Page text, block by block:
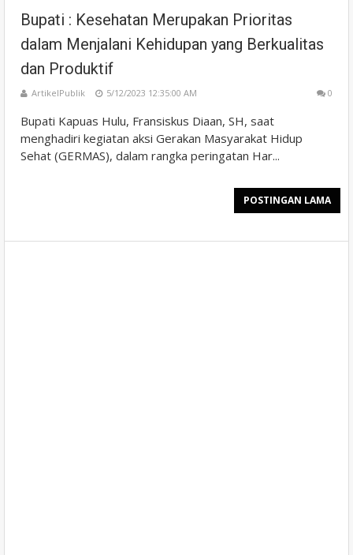
Bupati : Kesehatan Merupakan Prioritas
dalam Menjalani Kehidupan yang Berkualitas
dan Produktif
ArtikelPublik 5/12/2023 12:35:00 AM 0
Bupati Kapuas Hulu, Fransiskus Diaan, SH, saat
menghadiri kegiatan aksi Gerakan Masyarakat Hidup
Sehat (GERMAS), dalam rangka peringatan Har...
POSTINGAN LAMA